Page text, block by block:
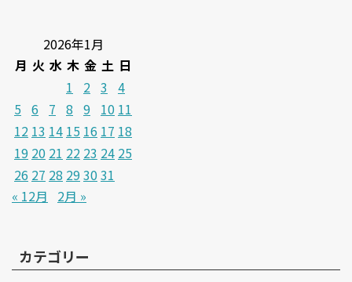
2026年1月
月 火 水 木 金 土 日
1
2 3 4
5 6 7 8 9 10 11
12 13 14 15 16 17 18
19 20 21 22 23 24 25
26 27 28 293031
« 12月
2月 »
カテゴリー